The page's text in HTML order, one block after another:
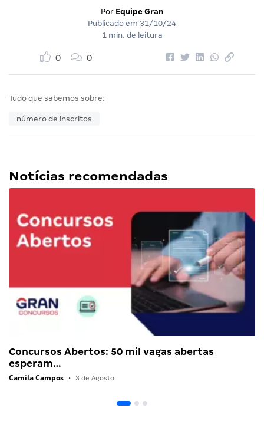
Por Equipe Gran
Publicado em 31/10/24
1 min. de leitura
0 0
Tudo que sabemos sobre:
número de inscritos
Notícias recomendadas
Concursos Abertos: 50 mil vagas abertas
esperam…
Camila Campos • 3 de Agosto